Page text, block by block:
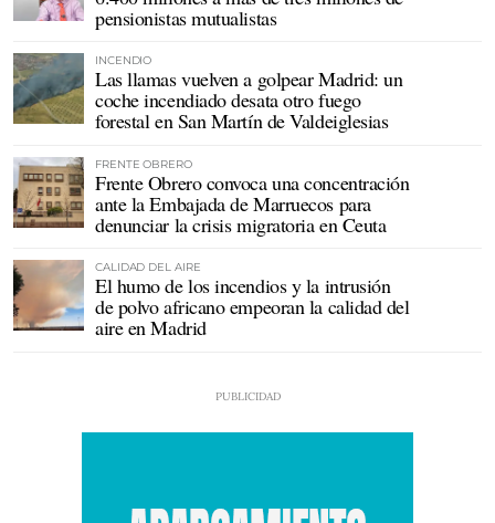
pensionistas mutualistas
INCENDIO
Las llamas vuelven a golpear Madrid: un
coche incendiado desata otro fuego
forestal en San Martín de Valdeiglesias
FRENTE OBRERO
Frente Obrero convoca una concentración
ante la Embajada de Marruecos para
denunciar la crisis migratoria en Ceuta
CALIDAD DEL AIRE
El humo de los incendios y la intrusión
de polvo africano empeoran la calidad del
aire en Madrid